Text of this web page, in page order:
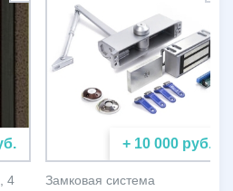
4
+ 10 000 руб.
Замковая система